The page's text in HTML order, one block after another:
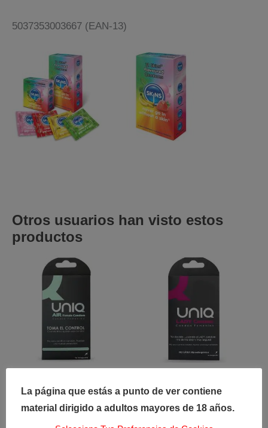
5037353003667 (EAN-13)
Otros usuarios han visto estos
productos
Condom
Femenino-Uniq
Condom
Femenino con
La página que estás a punto de ver contiene
material dirigido a adultos mayores de 18 años.